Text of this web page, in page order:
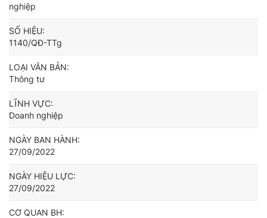
nghiệp
SỐ HIỆU:
1140/QĐ-TTg
LOẠI VĂN BẢN:
Thông tư
LĨNH VỰC:
Doanh nghiệp
NGÀY BAN HÀNH:
27/09/2022
NGÀY HIỆU LỰC:
27/09/2022
CƠ QUAN BH: